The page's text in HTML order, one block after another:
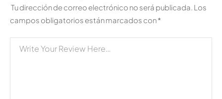
Tu dirección de correo electrónico no será publicada. Los
campos obligatorios están marcados con*